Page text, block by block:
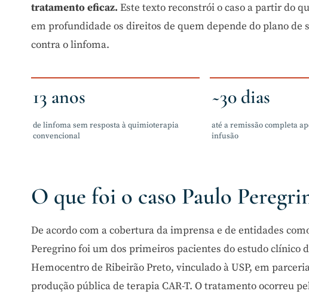
tratamento eficaz. Este texto reconstrói o caso a partir do
em profundidade os direitos de quem depende do plano de
contra o linfoma.
13 anos
de linfoma sem resposta à quimioterapia
convencional
~30 dias
até a remissão completa
infusão
O que foi o caso Paulo
De acordo com a cobertura da imprensa e de entidades
Peregrino foi um dos primeiros pacientes do estudo clínico
Hemocentro de Ribeirão Preto, vinculado à USP, em
produção pública de terapia CAR-T. O tratamento ocorreu